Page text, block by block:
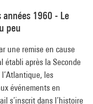
Gross)
Liucci-Goutnikov, Julie
et Natacha
le syndicat national
ses soutiens entre
classique. Mais
nazi lui fait
les modernes
années 1960 - Le
peu
une remise en cause
établi après la Seconde
les
événements en
s’inscrit dans l’histoire